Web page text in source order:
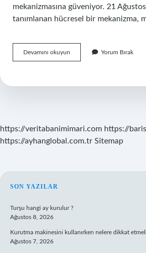
mekanizmasına güveniyor. 21
tanımlanan hücresel bir mekanizma,
Devamını okuyun Mitokondri
Nasıl
Yorum Bırak
https://veritabanimimari.com https://
https://ayhanglobal.com.tr Sitemap
SIDEBAR
SON YAZILAR
Turşu hangi ay kurulur ?
Ağustos 8, 2026
Kurutma makinesini kullanırken nelere dikkat
Ağustos 7, 2026